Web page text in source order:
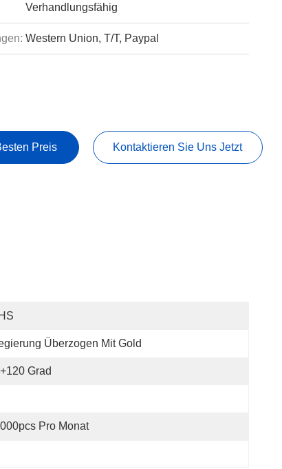
Verhandlungsfähig
Western Union, T/T, Paypal
Preis Kontaktieren Sie Uns Jetzt
Überzogen Mit Gold
Grad
Pro Monat